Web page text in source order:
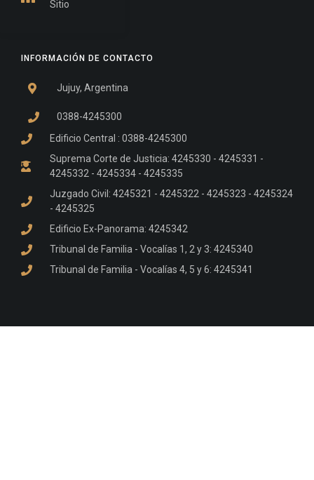
INFORMACIÓN DE CONTACTO
Jujuy, Argentina
0388-4245300
Edificio Central : 0388-4245300
Suprema Corte de Justicia: 4245330 - 4245331 -
4245332 - 4245334 - 4245335
Juzgado Civil: 4245321 - 4245322 - 4245323 - 4245324
- 4245325
Edificio Ex-Panorama: 4245342
Tribunal de Familia - Vocalías 1, 2 y 3: 4245340
Tribunal de Familia - Vocalías 4, 5 y 6: 4245341
Sitio